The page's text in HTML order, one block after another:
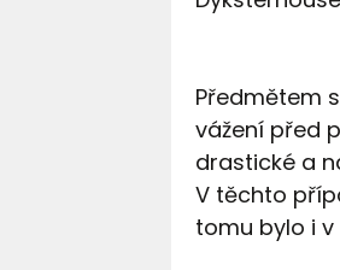
Předmětem
vážení před
drastické a
V těchto
tomu bylo i